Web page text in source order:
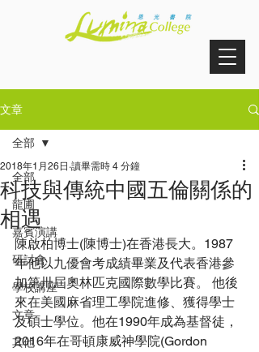
文章
全部
龍圃
嘉賓演講
研討會
學校講座
文章
其他
全部
科技與傳統中國五倫關係的
相遇
2018年1月26日 讀畢需時 4 分鐘
陳啟柏博士(陳博士)在香港長大。1987
年他以九優會考成績畢業及代表香港參
加第卅屆奧林匹克國際數學比賽。 他後
來在美國麻省理工學院進修、獲得學士
及碩士學位。他在1990年成為基督徒，
2016年在哥頓康威神學院(Gordon